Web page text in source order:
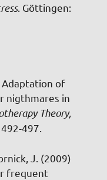
. Göttingen:
Adaptation of
nigthmares in
Theory,
497.
J. (2009)
frequent